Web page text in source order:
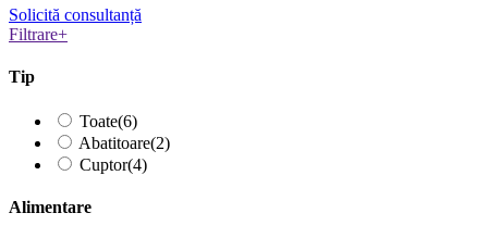
Solicită consultanță
Filtrare+
Tip
Toate(6)
Abatitoare(2)
Cuptor(4)
Alimentare